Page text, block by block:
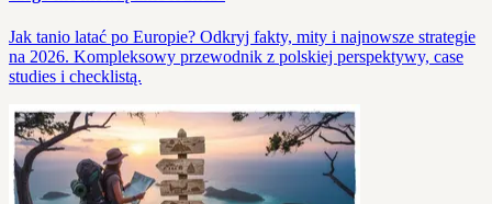
Jak tanio latać po Europie? Odkryj fakty, mity i najnowsze strategie
na 2026. Kompleksowy przewodnik z polskiej perspektywy, case
studies i checklistą.